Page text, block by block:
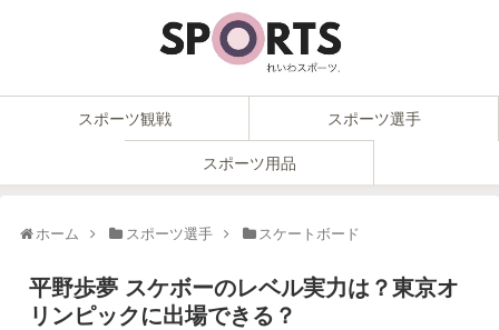
スポーツ観戦 スポーツ選手
スポーツ用品
ホーム スポーツ選手 スケートボード
平野歩夢 スケボーのレベル実力は？東京オ
リンピックに出場できる？